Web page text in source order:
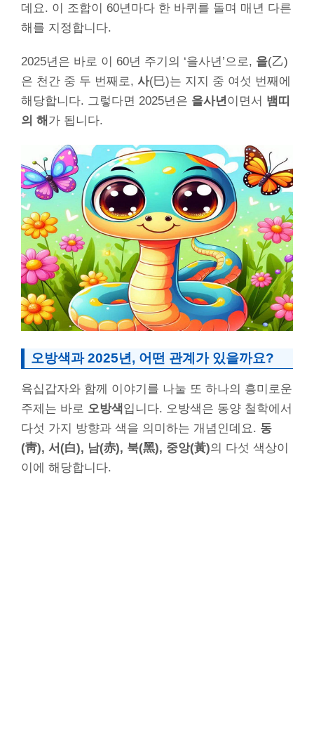
데요. 이 조합이 60년마다 한 바퀴를 돌며 매년 다른
해를 지정합니다.
2025년은 바로 이 60년 주기의 ‘을사년’으로, 을(乙)
은 천간 중 두 번째로, 사(巳)는 지지 중 여섯 번째에
해당합니다. 그렇다면 2025년은 을사년이면서 뱀띠
의 해 가 됩니다.
오방색과 2025년, 어떤 관계가 있을까요?
육십갑자와 함께 이야기를 나눌 또 하나의 흥미로운
주제는 바로 오방색입니다. 오방색은 동양 철학에서
다섯 가지 방향과 색을 의미하는 개념인데요. 동
(靑), 서(白), 남(赤), 북(黑), 중앙(黃)의 다섯 색상이
이에 해당합니다.